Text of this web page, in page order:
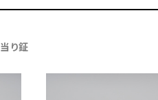
当り鉦